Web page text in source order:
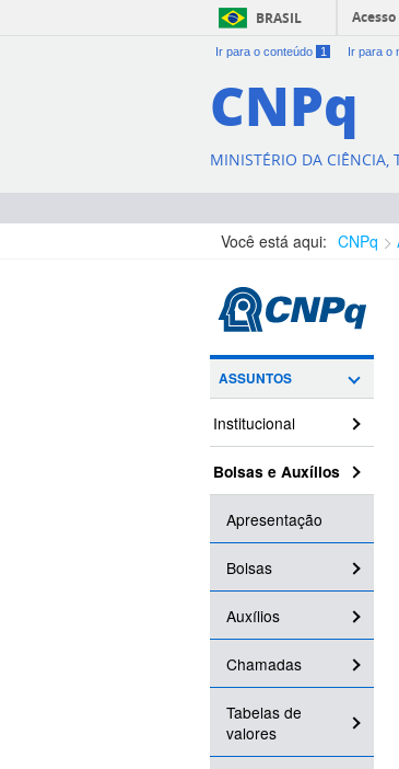
BRASIL
Ir para o conteúdo 1 Ir para o
CNPq
MINISTÉRIO DA CIÊNCIA,
Você está aqui: CNPq
ASSUNTOS
Institucional
Bolsas e Auxílios
Apresentação
Bolsas
Auxílios
Chamadas
Tabelas de
valores